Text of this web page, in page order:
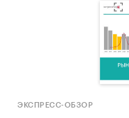
ЭКСПРЕСС-ОБЗОР